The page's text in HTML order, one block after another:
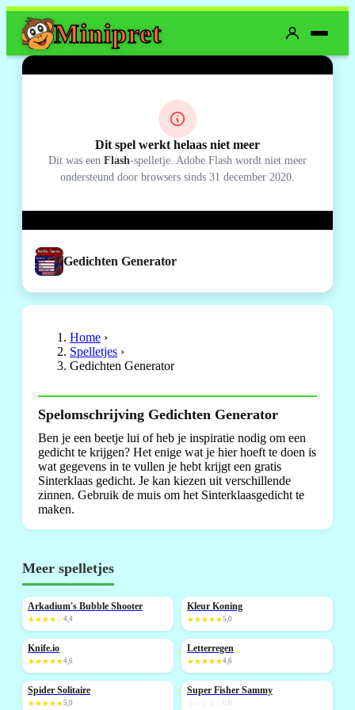
Minipret
Dit spel werkt helaas niet meer
Dit was een Flash-spelletje. Adobe Flash wordt niet meer
ondersteund door browsers sinds 31 december 2020.
Gedichten Generator
Home ›
Spelletjes ›
Gedichten Generator
Spelomschrijving Gedichten Generator
Ben je een beetje lui of heb je inspiratie nodig om een
gedicht te krijgen? Het enige wat je hier hoeft te doen is
wat gegevens in te vullen je hebt krijgt een gratis
Sinterklaas gedicht. Je kan kiezen uit verschillende
zinnen. Gebruik de muis om het Sinterklaasgedicht te
maken.
Meer spelletjes
NIEUW
Arkadium's Bubble Shooter
★★★★☆4,4
NIEUW
Kleur Koning
★★★★★5,0
NIEUW
Knife.io
★★★★★4,6
NIEUW
Letterregen
★★★★★4,6
NIEUW
Spider Solitaire
★★★★★5,0
NIEUW
Super Fisher Sammy
0,0